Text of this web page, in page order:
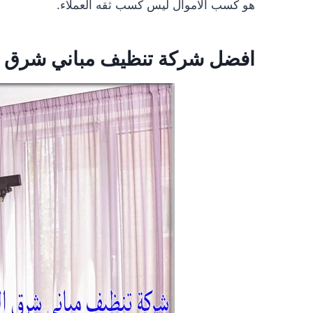
هو كسب الاموال ليس كسب ثقه العملاء.
افضل شركة تنظيف مباني شرق